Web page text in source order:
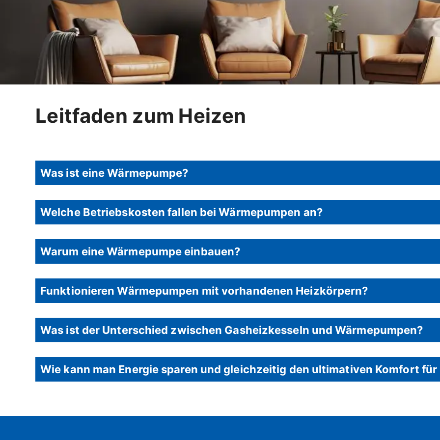
Leitfaden zum Heizen
Was ist eine Wärmepumpe?
Welche Betriebskosten fallen bei Wärmepumpen an?
Warum eine Wärmepumpe einbauen?
Funktionieren Wärmepumpen mit vorhandenen Heizkörpern?
Was ist der Unterschied zwischen Gasheizkesseln und Wärmepumpen?
Wie kann man Energie sparen und gleichzeitig den ultimativen Komfort